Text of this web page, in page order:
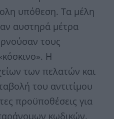
υπόθεση. Τα μέλη
αυστηρά μέτρα
τους
Η
των πελατών και
του αντιτίμου
προϋποθέσεις για
κωδικών.